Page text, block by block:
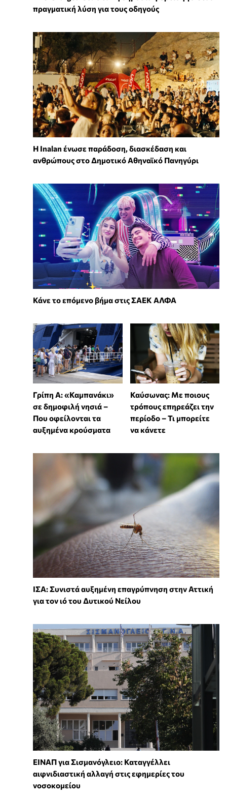
πραγματική λύση για τους οδηγούς
Η Inalan ένωσε παράδοση, διασκέδαση και
ανθρώπους στο Δημοτικό Αθηναϊκό Πανηγύρι
Κάνε το επόμενο βήμα στις ΣΑΕΚ ΑΛΦΑ
Γρίπη Α: «Καμπανάκι»
σε δημοφιλή νησιά –
Που οφείλονται τα
αυξημένα κρούσματα
Καύσωνας: Με ποιους
τρόπους επηρεάζει την
περίοδο – Τι μπορείτε
να κάνετε
ΙΣΑ: Συνιστά αυξημένη επαγρύπνηση στην Αττική
για τον ιό του Δυτικού Νείλου
ΕΙΝΑΠ για Σισμανόγλειο: Καταγγέλλει
αιφνιδιαστική αλλαγή στις εφημερίες του
νοσοκομείου